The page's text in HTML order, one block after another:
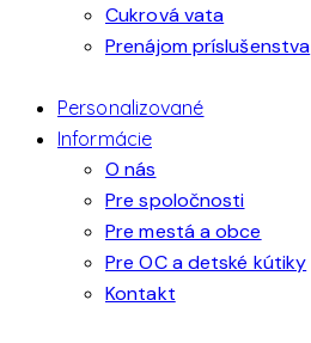
Cukrová vata
Prenájom príslušenstva
Personalizované
Informácie
O nás
Pre spoločnosti
Pre mestá a obce
Pre OC a detské kútiky
Kontakt